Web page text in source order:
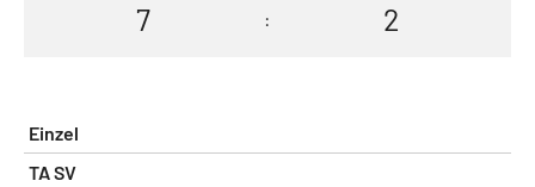
7 : 2
Einzel
TA SV